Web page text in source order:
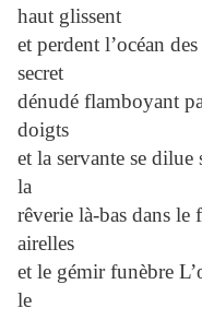
haut glissent
et perdent l’océan
secret
dénudé flamboyant
doigts
et la servante se dilue
la
rêverie là-bas dans le
airelles
et le gémir funèbre
le